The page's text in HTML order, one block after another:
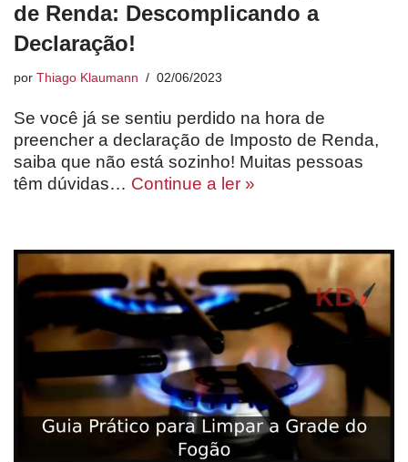
de Renda: Descomplicando a
Declaração!
por Thiago Klaumann 02/06/2023
Se você já se sentiu perdido na hora de
preencher a declaração de Imposto de Renda,
saiba que não está sozinho! Muitas pessoas
têm dúvidas… Continue a ler »